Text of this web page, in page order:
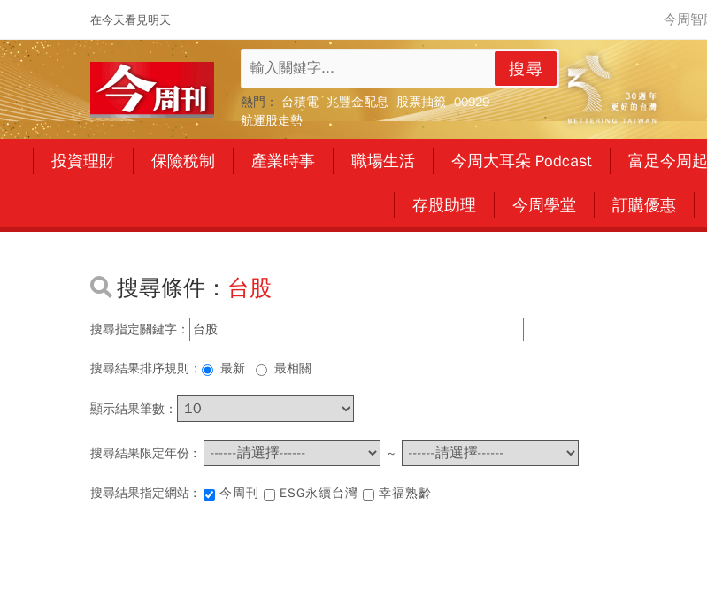
在今天看見明天
搜尋
熱門： 台積電 兆豐金配息 股票抽籤 00929
航運股走勢
投資理財 保險稅制 產業時事 職場生活 今周大耳朵 Podcast 富足今周起
存股助理 今周學堂 訂購優惠
搜尋條件： 台股
搜尋指定關鍵字：
搜尋結果排序規則： 最新 最相關
顯示結果筆數：
搜尋結果限定年份 : ~
搜尋結果指定網站 : 今周刊 ESG永續台灣 幸福熟齡